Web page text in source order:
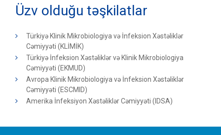
Üzv olduğu təşkilatlar
Türkiyə Klinik Mikrobiologiya və İnfeksion Xəstəliklər
Cəmiyyəti (KLİMİK)
Türkiyə İnfeksion Xəstəliklər və Klinik Mikrobiologiya
Cəmiyyəti (EKMUD)
Avropa Klinik Mikrobiologiya və İnfeksion Xəstəliklər
Cəmiyyəti (ESCMID)
Amerika İnfeksiyon Xəstəliklər Cəmiyyəti (IDSA)